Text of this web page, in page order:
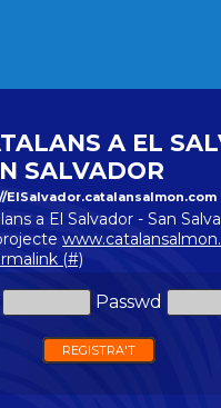
A EL
SALVADOR
ElSalvador.catalansalmon.com
a El Salvador - San
(#)
Passwd
REGISTRA'T